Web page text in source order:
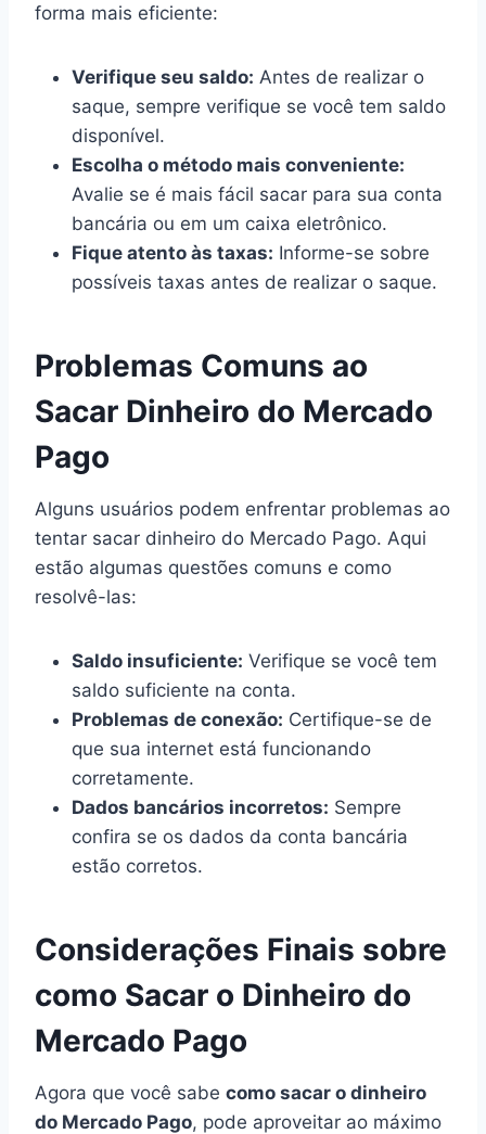
forma mais eficiente:
Verifique seu saldo: Antes de realizar o
saque, sempre verifique se você tem saldo
disponível.
Escolha o método mais conveniente:
Avalie se é mais fácil sacar para sua conta
bancária ou em um caixa eletrônico.
Fique atento às taxas: Informe-se sobre
possíveis taxas antes de realizar o saque.
Problemas Comuns ao
Sacar Dinheiro do Mercado
Pago
Alguns usuários podem enfrentar problemas ao
tentar sacar dinheiro do Mercado Pago. Aqui
estão algumas questões comuns e como
resolvê-las:
Saldo insuficiente: Verifique se você tem
saldo suficiente na conta.
Problemas de conexão: Certifique-se de
que sua internet está funcionando
corretamente.
Dados bancários incorretos: Sempre
confira se os dados da conta bancária
estão corretos.
Considerações Finais sobre
como Sacar o Dinheiro do
Mercado Pago
Agora que você sabe como sacar o dinheiro
do Mercado Pago, pode aproveitar ao máximo